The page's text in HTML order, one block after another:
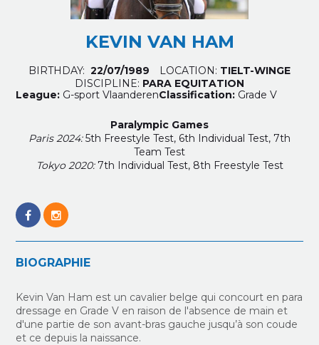
KEVIN VAN HAM
BIRTHDAY: 22/07/1989 LOCATION: TIELT-WINGE
DISCIPLINE: PARA EQUITATION
League: G-sport VlaanderenClassification: Grade V
Paralympic Games
Paris 2024:5th Freestyle Test, 6th Individual Test, 7th
Team Test
Tokyo 2020: 7th Individual Test, 8th Freestyle Test
BIOGRAPHIE
Kevin Van Ham est un cavalier belge qui concourt en para
dressage en Grade V en raison de l'absence de main et
d'une partie de son avant-bras gauche jusqu’à son coude
et ce depuis la naissance.